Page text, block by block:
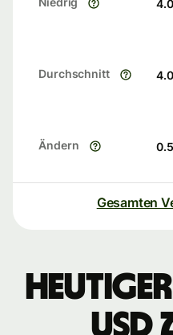
Durchschnitt
Ändern
Gesamten
USD